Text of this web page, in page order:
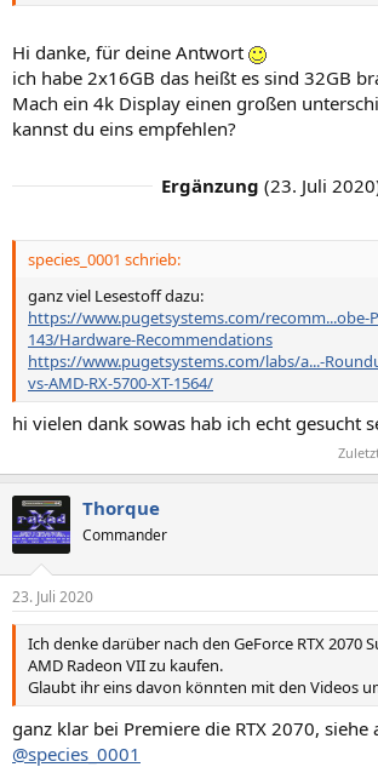
Hi danke, für deine Antwort
ich habe 2x16GB das heißt es sind 32GB
Mach ein 4k Display einen großen
kannst du eins empfehlen?
Ergänzung (23. Juli 2020
species_0001 schrieb:
ganz viel Lesestoff dazu:
https://www.pugetsystems.com/recomm...obe-
143/Hardware-Recommendations
https://www.pugetsystems.com/labs/a...-
vs-AMD-RX-5700-XT-1564/
hi vielen dank sowas hab ich echt gesucht
Thorque
Commander
23. Juli 2020
Ich denke darüber nach den GeForce RTX 2070
AMD Radeon VII zu kaufen.
Glaubt ihr eins davon könnten mit den Videos
ganz klar bei Premiere die RTX 2070, siehe
@species_0001